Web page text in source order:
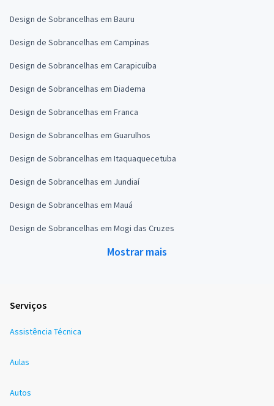
Design de Sobrancelhas em Bauru
Design de Sobrancelhas em Campinas
Design de Sobrancelhas em Carapicuíba
Design de Sobrancelhas em Diadema
Design de Sobrancelhas em Franca
Design de Sobrancelhas em Guarulhos
Design de Sobrancelhas em Itaquaquecetuba
Design de Sobrancelhas em Jundiaí
Design de Sobrancelhas em Mauá
Design de Sobrancelhas em Mogi das Cruzes
Mostrar mais
Serviços
Assistência Técnica
Aulas
Autos